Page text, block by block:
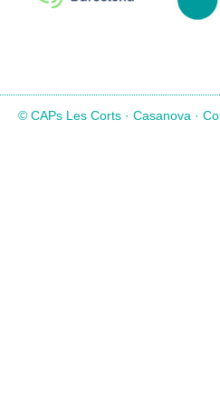
© CAPs Les Corts · Casanova ·